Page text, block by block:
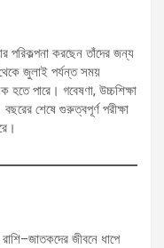
পরিকল্পনা করছেন তাঁদের জন্য
জুলাই পর্যন্ত সময়
পারে। গবেষণা, উচ্চশিক্ষা
শেষে গুরুত্বপূর্ণ পরীক্ষা
জীবনে ধাপে